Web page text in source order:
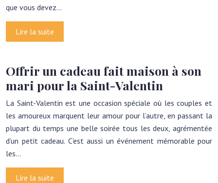
que vous devez…
Lire la suite
Offrir un cadeau fait maison à son
mari pour la Saint-Valentin
La Saint-Valentin est une occasion spéciale où les couples et
les amoureux marquent leur amour pour l’autre, en passant la
plupart du temps une belle soirée tous les deux, agrémentée
d’un petit cadeau. C’est aussi un événement mémorable pour
les…
Lire la suite